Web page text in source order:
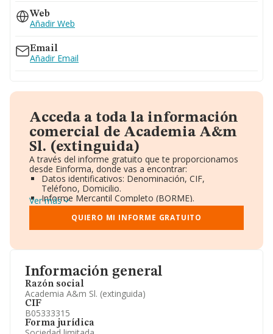
Información general
Razón social
Academia A&m Sl. (extinguida)
CIF
B05333315
Forma jurídica
Web
Añadir Web
Email
Añadir Email
Acceda a toda la información
comercial de Academia A&m
Sl. (extinguida)
A través del informe gratuito que te proporcionamos
desde Einforma, donde vas a encontrar:
Datos identificativos: Denominación, CIF,
Teléfono, Domicilio.
Informe Mercantil Completo (BORME).
Gráficos de Evolución Ventas y Empleados.
Consejo de Administración y Administradores.
Directivos y Ejecutivos.
Información oficial y registral complementaria.
Ver más
QUIERO MI INFORME GRATUITO